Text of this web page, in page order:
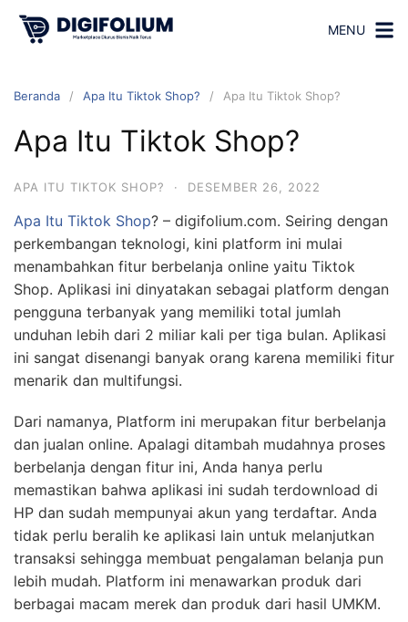
MENU
Beranda Apa Itu Tiktok Shop? Apa Itu Tiktok Shop?
Apa Itu Tiktok Shop?
APA ITU TIKTOK SHOP? · DESEMBER 26, 2022
Apa Itu Tiktok Shop? – digifolium.com. Seiring dengan
perkembangan teknologi, kini platform ini mulai
menambahkan fitur berbelanja online yaitu Tiktok
Shop. Aplikasi ini dinyatakan sebagai platform dengan
pengguna terbanyak yang memiliki total jumlah
unduhan lebih dari 2 miliar kali per tiga bulan. Aplikasi
ini sangat disenangi banyak orang karena memiliki fitur
menarik dan multifungsi.
Dari namanya, Platform ini merupakan fitur berbelanja
dan jualan online. Apalagi ditambah mudahnya proses
berbelanja dengan fitur ini, Anda hanya perlu
memastikan bahwa aplikasi ini sudah terdownload di
HP dan sudah mempunyai akun yang terdaftar. Anda
tidak perlu beralih ke aplikasi lain untuk melanjutkan
transaksi sehingga membuat pengalaman belanja pun
lebih mudah. Platform ini menawarkan produk dari
berbagai macam merek dan produk dari hasil UMKM.